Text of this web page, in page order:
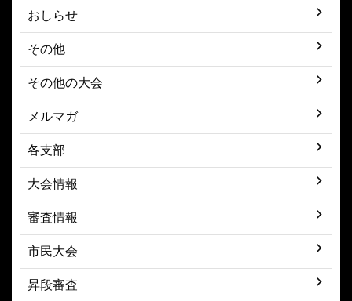
おしらせ
その他
その他の大会
メルマガ
各支部
大会情報
審査情報
市民大会
昇段審査